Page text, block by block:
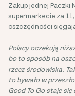
Zakup jednej Paczki
supermarkecie za
oszczędności
Polacy oczekują
bo to sposób na
rzecz środowiska.
to bywało w
Good To Go staje